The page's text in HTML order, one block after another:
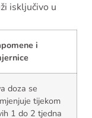
isključivo u
i
doza se
tijekom
1 do 2 tjedna